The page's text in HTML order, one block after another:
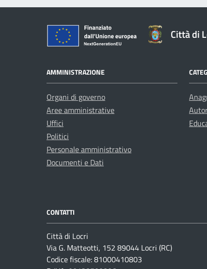
Città di
AMMINISTRAZIONE
Organi di governo
Aree amministrative
Uffici
Politici
Personale amministrativo
Documenti e Dati
CONTATTI
Città di Locri
Via G. Matteotti, 152 89044 Locri (RC)
Codice fiscale: 81000410803